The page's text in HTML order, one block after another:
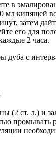
в
мл кипящей
затем
его для
2 часа.
дуба с
(2 ст. л.) и
промывать